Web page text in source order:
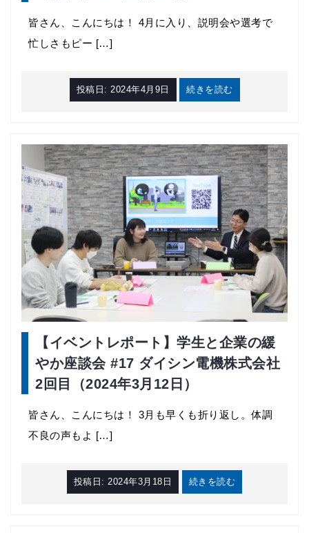
皆さん、こんにちは！ 4月に入り、説明会や選考で
忙しさもピー […]
投稿日: 2024年4月9日 続きを読む
【イベントレポート】学生と企業の緩
やか座談会 #17 ダイシン電機株式会社
2回目（2024年3月12日）
皆さん、こんにちは！ 3月も早くも折り返し。体調
不良の声もよ […]
投稿日:2024年3月18日 続きを読む